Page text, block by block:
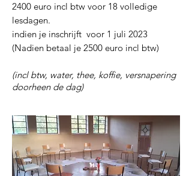
2400 euro incl btw voor 18 volledige
lesdagen.
indien je inschrijft voor 1 juli 2023
(Nadien betaal je 2500 euro incl btw)
(incl btw, water, thee, koffie, versnapering
doorheen de dag)